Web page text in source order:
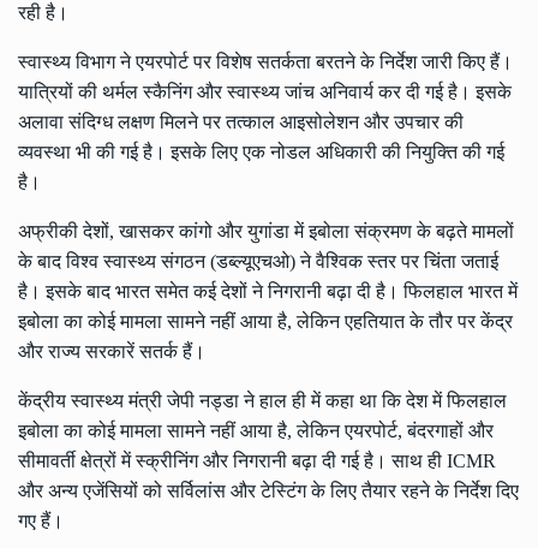
रही है।
स्वास्थ्य विभाग ने एयरपोर्ट पर विशेष सतर्कता बरतने के निर्देश जारी किए हैं।
यात्रियों की थर्मल स्कैनिंग और स्वास्थ्य जांच अनिवार्य कर दी गई है। इसके
अलावा संदिग्ध लक्षण मिलने पर तत्काल आइसोलेशन और उपचार की
व्यवस्था भी की गई है। इसके लिए एक नोडल अधिकारी की नियुक्ति की गई
है।
अफ्रीकी देशों, खासकर कांगो और युगांडा में इबोला संक्रमण के बढ़ते मामलों
के बाद विश्व स्वास्थ्य संगठन (डब्ल्यूएचओ) ने वैश्विक स्तर पर चिंता जताई
है। इसके बाद भारत समेत कई देशों ने निगरानी बढ़ा दी है। फिलहाल भारत में
इबोला का कोई मामला सामने नहीं आया है, लेकिन एहतियात के तौर पर केंद्र
और राज्य सरकारें सतर्क हैं।
केंद्रीय स्वास्थ्य मंत्री जेपी नड्डा ने हाल ही में कहा था कि देश में फिलहाल
इबोला का कोई मामला सामने नहीं आया है, लेकिन एयरपोर्ट, बंदरगाहों और
सीमावर्ती क्षेत्रों में स्क्रीनिंग और निगरानी बढ़ा दी गई है। साथ ही ICMR
और अन्य एजेंसियों को सर्विलांस और टेस्टिंग के लिए तैयार रहने के निर्देश दिए
गए हैं।